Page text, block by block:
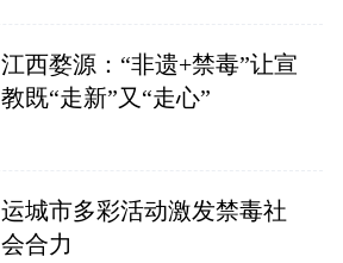
江西婺源：“非遗+禁毒”让宣
教既“走新”又“走心”
运城市多彩活动激发禁毒社
会合力